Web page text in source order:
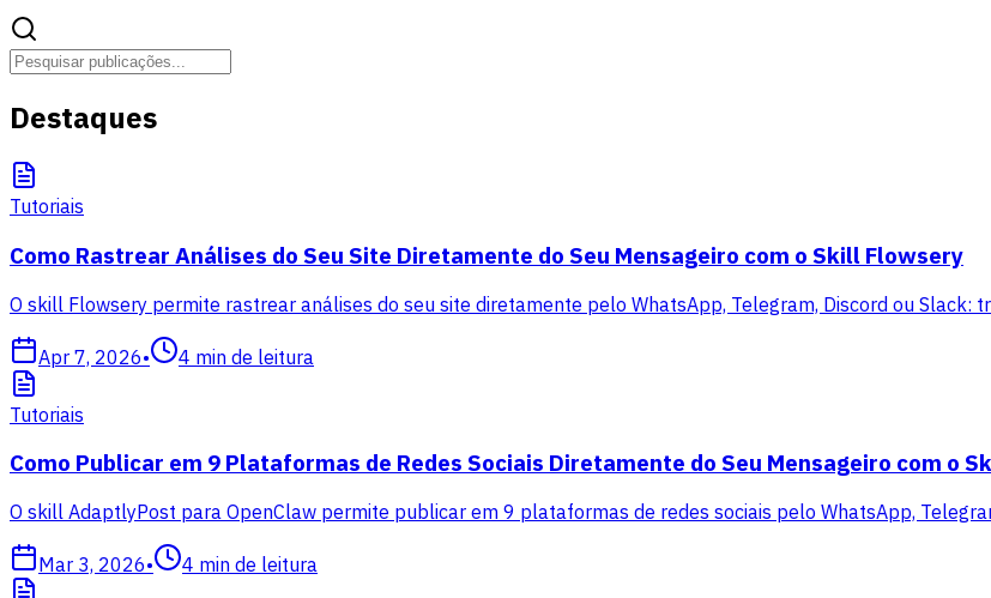
Destaques
Tutoriais
Como Rastrear Análises do Seu Site Diretamente do Seu Mensageiro com o Skill Flowsery
O skill Flowsery permite rastrear análises do seu site diretamente pelo WhatsApp, Telegram, Discord ou Slack:
Apr 7, 2026• 4 min de leitura
Tutoriais
Como Publicar em 9 Plataformas de Redes Sociais Diretamente do Seu Mensageiro com o
O skill AdaptlyPost para OpenClaw permite publicar em 9 plataformas de redes sociais pelo WhatsApp,
Mar 3, 2026• 4 min de leitura